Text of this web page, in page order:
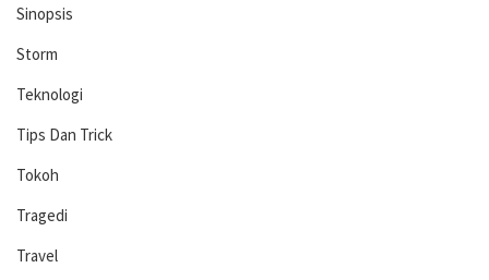
Sinopsis
Storm
Teknologi
Tips Dan Trick
Tokoh
Tragedi
Travel